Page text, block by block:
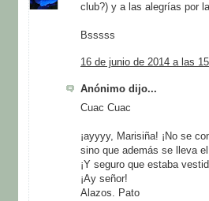
club?) y a las alegrías por
Bsssss
16 de junio de 2014 a las
Anónimo dijo...
Cuac Cuac
¡ayyyy, Marisiña! ¡No se
sino que además se lleva
¡Y seguro que estaba
¡Ay señor!
Alazos. Pato